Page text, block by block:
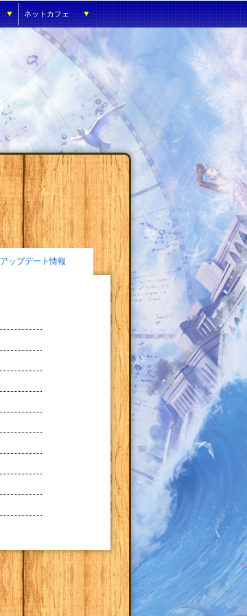
▼ ネットカフェ ▼
アップデート情報